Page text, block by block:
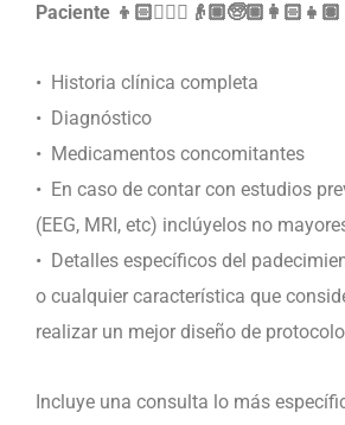
Paciente 👦🏻👱🏼‍♂️👴🏼🧓🏼👩🏻👧🏽
• ⁠Historia clínica completa
• ⁠Diagnóstico
• Medicamentos concomitantes
• En caso de contar con ⁠estudios
(EEG, MRI, etc) inclúyelos no
• Detalles específicos del
o cualquier característica que
realizar un mejor diseño de
Incluye una consulta lo más